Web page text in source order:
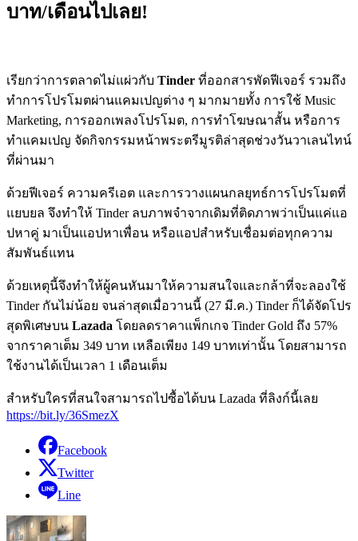
บาท/เดือนไปเลย!
เรียกว่าการตลาดไม่แผ่วกับ Tinder ที่ออกสารพัดฟีเจอร์ รวมถึง
ทำการโปรโมตผ่านแคมเปญต่าง ๆ มากมายทั้ง การใช้ Music
Marketing, การออกเพลงโปรโมต, การทำโฆษณาสั้น หรือการ
ทำแคมเปญ จัดกิจกรรมหน้าพระตรีมูรติล่าสุดช่วงวันวาเลนไทน์
ที่ผ่านมา
ด้วยฟีเจอร์ ความครีเอต และการวางแผนกลยุทธ์การโปรโมตที่
แยบยล จึงทำให้ Tinder ลบภาพจำจากเดิมที่ติดภาพว่าเป็นแค่แอ
ปหาคู่ มาเป็นแอปหาเพื่อน หรือแอปสำหรับเชื่อมต่อทุกความ
สัมพันธ์แทน
ด้วยเหตุนี้จึงทำให้ผู้คนหันมาให้ความสนใจและกล้าที่จะลองใช้
Tinder กันไม่น้อย จนล่าสุดเมื่อวานนี้ (27 มี.ค.) Tinder ก็ได้จัดโปร
สุดพิเศษบน Lazada โดยลดราคาแพ็กเกจ Tinder Gold ถึง 57%
จากราคาเต็ม 349 บาท เหลือเพียง 149 บาทเท่านั้น โดยสามารถ
ใช้งานได้เป็นเวลา 1 เดือนเต็ม
สำหรับใครที่สนใจสามารถไปซื้อได้บน Lazada ที่ลิงก์นี้เลย
https://bit.ly/36SmezX
Facebook
Twitter
Line